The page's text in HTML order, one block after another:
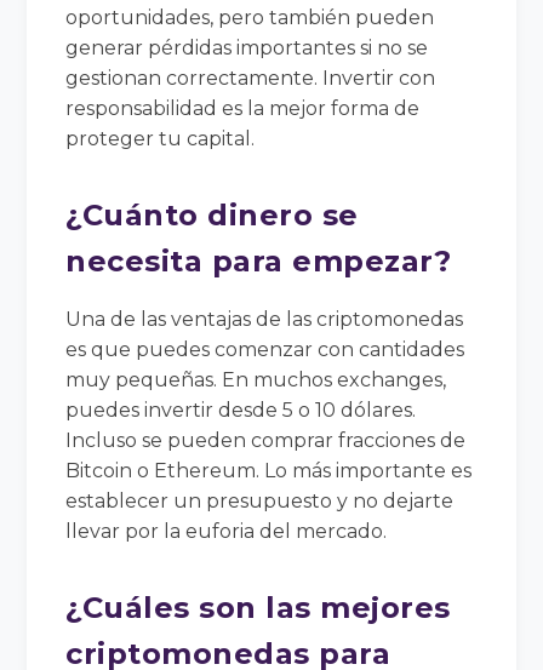
oportunidades, pero también pueden
generar pérdidas importantes si no se
gestionan correctamente. Invertir con
responsabilidad es la mejor forma de
proteger tu capital.
¿Cuánto dinero se
necesita para empezar?
Una de las ventajas de las criptomonedas
es que puedes comenzar con cantidades
muy pequeñas. En muchos exchanges,
puedes invertir desde 5 o 10 dólares.
Incluso se pueden comprar fracciones de
Bitcoin o Ethereum. Lo más importante es
establecer un presupuesto y no dejarte
llevar por la euforia del mercado.
¿Cuáles son las mejores
criptomonedas para